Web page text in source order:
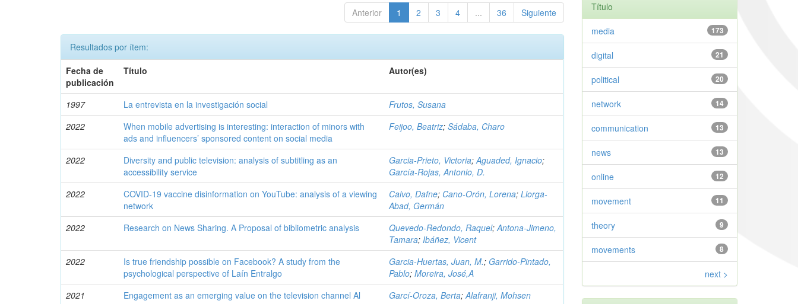
Anterior 1 2 3 4 ... 36 Siguiente
Resultados por ítem:
Fecha de
publicación
Título Autor(es)
1997 La entrevista en la investigación social
Frutos, Susana
2022
When mobile advertising is interesting: interaction of minors with
ads and influencers’ sponsored content on social media
Feijoo, Beatriz;Sádaba, Charo
2022
Diversity and public television: analysis of subtitling as an
accessibility service
Garcia-Prieto, Victoria;Aguaded, Ignacio;
García-Rojas, Antonio, D.
2022
COVID-19 vaccine disinformation on YouTube: analysis of a viewing
network
Calvo, Dafne; Cano-Orón, Lorena;Llorga-
Abad, Germán
2022
Research on News Sharing. A Proposal of bibliometric analysis Quevedo-Redondo, Raquel;Antona-Jimeno,
Tamara;Ibáñez, Vicent
2022
Is true friendship possible on Facebook? A study from the
psychological perspective of Laín Entralgo
Garcia-Huertas, Juan, M.; Garrido-Pintado,
Pablo;Moreira, José,A
2021
Engagement as an emerging value on the television channel Al
Garcí-Oroza, Berta;Alafranji, Mohsen
Título
173
media
21
digital
20
political
14
network
13
communication
13
news
12
online
11
movement
9
theory
8
movements
next >